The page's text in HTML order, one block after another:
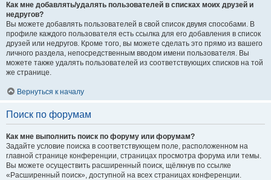
Как мне добавлять/удалять пользователей в списках моих друзей и
недругов?
Вы можете добавлять пользователей в свой список двумя способами. В
профиле каждого пользователя есть ссылка для его добавления в список
друзей или недругов. Кроме того, вы можете сделать это прямо из вашего
личного раздела, непосредственным вводом имени пользователя. Вы
можете также удалять пользователей из соответствующих списков на той
же странице.
Вернуться к началу
Поиск по форумам
Как мне выполнить поиск по форуму или форумам?
Задайте условие поиска в соответствующем поле, расположенном на
главной странице конференции, страницах просмотра форума или темы.
Вы можете осуществить расширенный поиск, щёлкнув по ссылке
«Расширенный поиск», доступной на всех страницах конференции.